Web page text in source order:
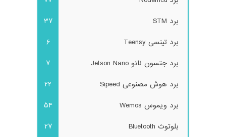
برد STM
37
برد تینسی Teensy
6
برد جتسون نانو Jetson Nano
7
برد هوش مصنوعی Sipeed
22
برد ویموس Wemos
54
بلوتوث Bluetooth
27